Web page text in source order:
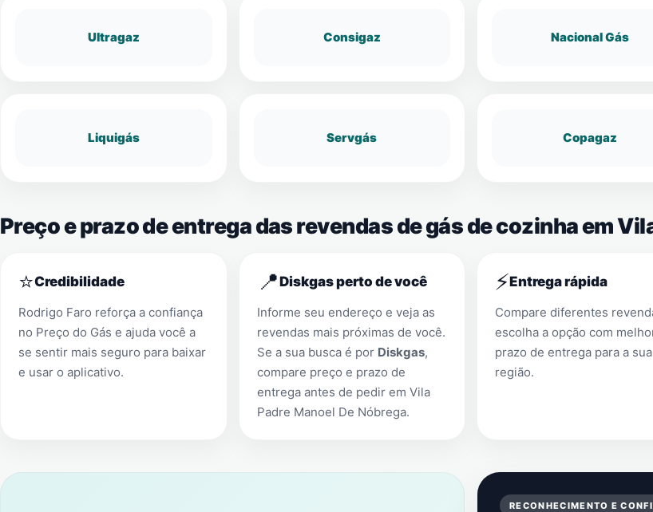
Ultragaz Consigaz Nacional Gás
Liquigás Servgás Copagaz
Preço e prazo de entrega das revendas de gás de cozinha em
⭐Credibilidade
Rodrigo Faro reforça a confiança
no Preço do Gás e ajuda você a
se sentir mais seguro para baixar
e usar o aplicativo.
📍Diskgas perto de você
Informe seu endereço e veja as
revendas mais próximas de você.
Se a sua busca é por Diskgas,
compare preço e prazo de
entrega antes de pedir em Vila
Padre Manoel De Nóbrega.
⚡Entrega rápida
Compare diferentes
escolha a opção com
prazo de entrega para a sua
região.
RECONHECIMENTO E